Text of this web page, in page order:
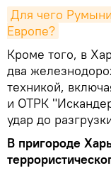
Для чего
Европе?
Кроме того, в
два
техникой,
и ОТРК
удар до
В пригороде